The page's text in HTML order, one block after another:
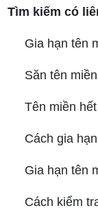
Tìm kiếm có
Gia hạn tên
Săn tên
Tên miền
Cách gia
Gia hạn tên
Cách kiểm